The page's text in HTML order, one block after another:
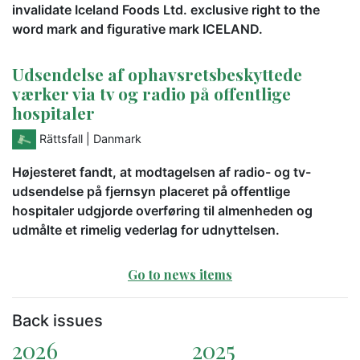
invalidate Iceland Foods Ltd. exclusive right to the
word mark and figurative mark ICELAND.
Udsendelse af ophavsretsbeskyttede
værker via tv og radio på offentlige
hospitaler
Rättsfall | Danmark
Højesteret fandt, at modtagelsen af radio- og tv-
udsendelse på fjernsyn placeret på offentlige
hospitaler udgjorde overføring til almenheden og
udmålte et rimelig vederlag for udnyttelsen.
Go to news items
Back issues
2026
2025